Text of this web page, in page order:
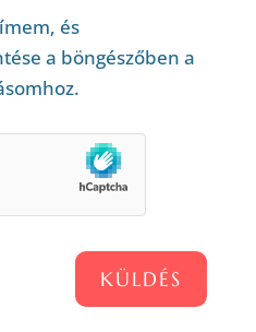
és
a böngészőben a
KÜLDÉS